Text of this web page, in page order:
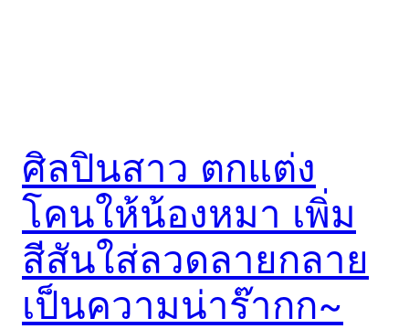
ศิลปินสาว ตกแต่ง
โคนให้น้องหมา เพิ่ม
สีสันใส่ลวดลายกลาย
เป็นความน่าร๊ากก~